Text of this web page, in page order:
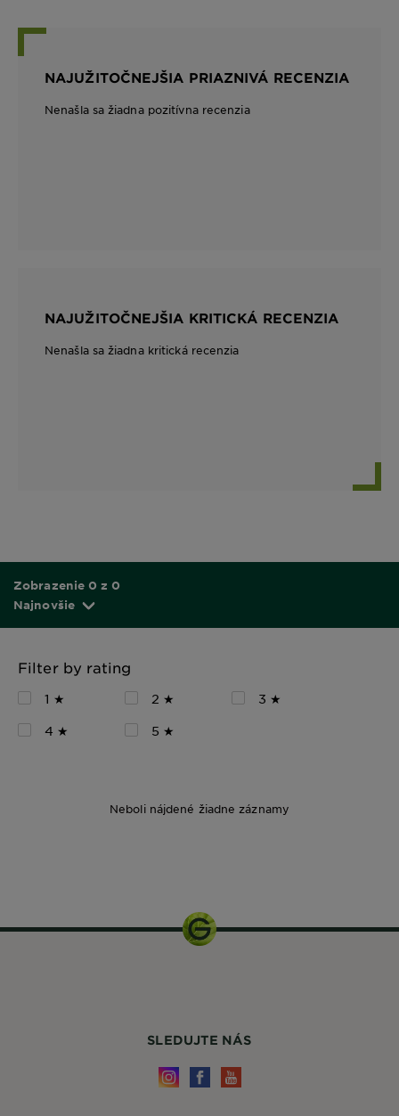
NAJUŽITOČNEJŠIA PRIAZNIVÁ RECENZIA
Nenašla sa žiadna pozitívna recenzia
NAJUŽITOČNEJŠIA KRITICKÁ RECENZIA
Nenašla sa žiadna kritická recenzia
Zobrazenie 0 z 0
Najnovšie
Filter by rating
1 ★ 2 ★
3 ★
4 ★
5 ★
Neboli nájdené žiadne záznamy
SLEDUJTE NÁS